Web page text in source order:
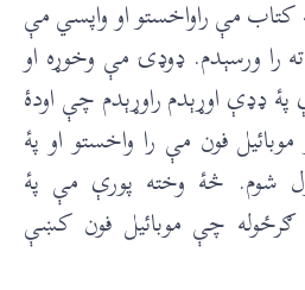
کتاب مې راواخستو او واپسي مې
را ورسېدم. ډوډۍ مې وخوړه او
ډډې اوړېدم راوړېدم چې اودۀ
فون مې را واخستو او پۀ
څۀ وخته پورې مې پۀ
چې موبائيل فون کښې